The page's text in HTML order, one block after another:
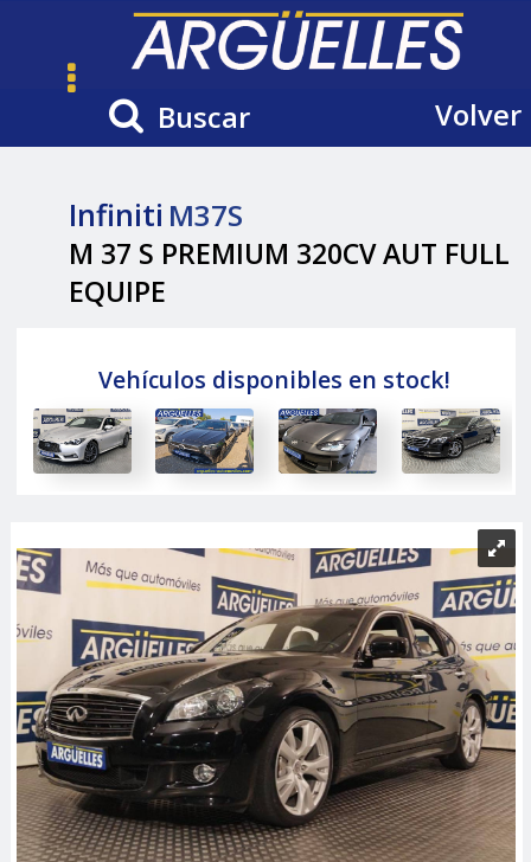
Buscar Volver
Infiniti M37S
M 37 S PREMIUM 320CV AUT FULL
EQUIPE
Vehículos disponibles en stock!